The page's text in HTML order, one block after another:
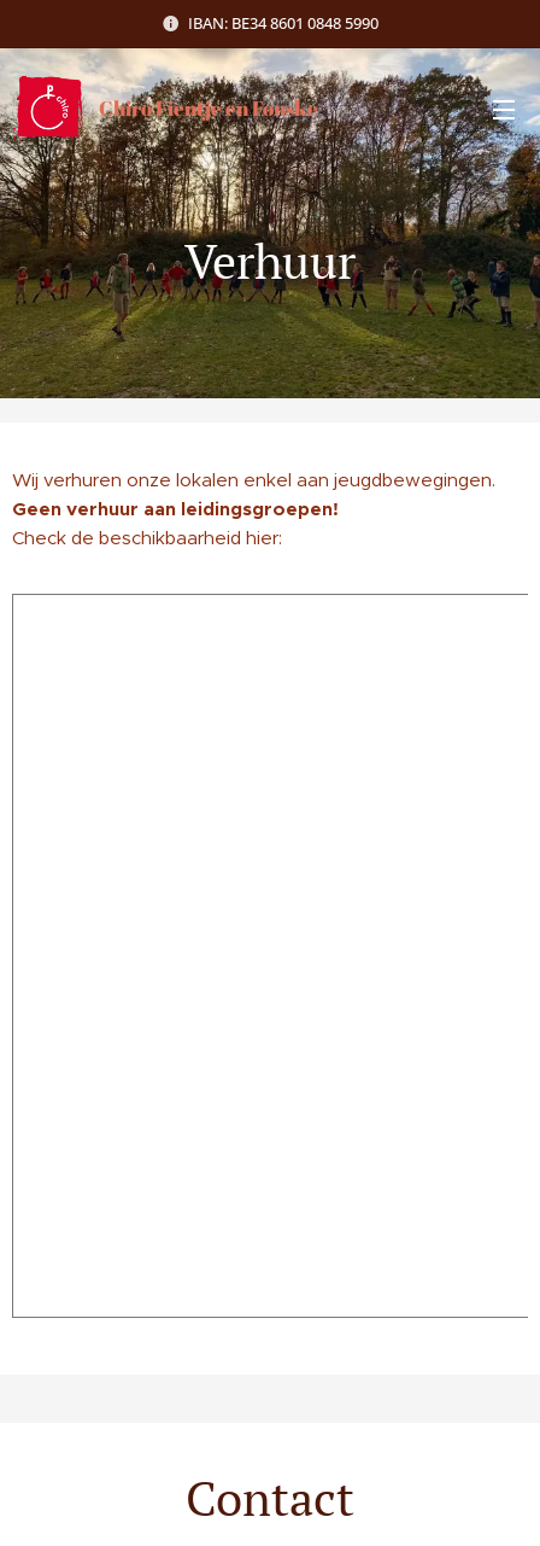
IBAN: BE34 8601 0848 5990
Chiro Fientje en Fonske
Verhuur
Wij verhuren onze lokalen enkel aan jeugdbewegingen.
Geen verhuur aan leidingsgroepen!
Check de beschikbaarheid hier:
Contact